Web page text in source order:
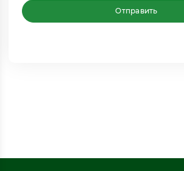
Отправить